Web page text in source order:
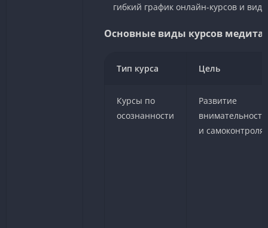
гибкий график онлайн-курсов и
Основные виды курсов
Тип курса Цель
Курсы по
осознанности
Развитие
внимательности
и самоконтроля